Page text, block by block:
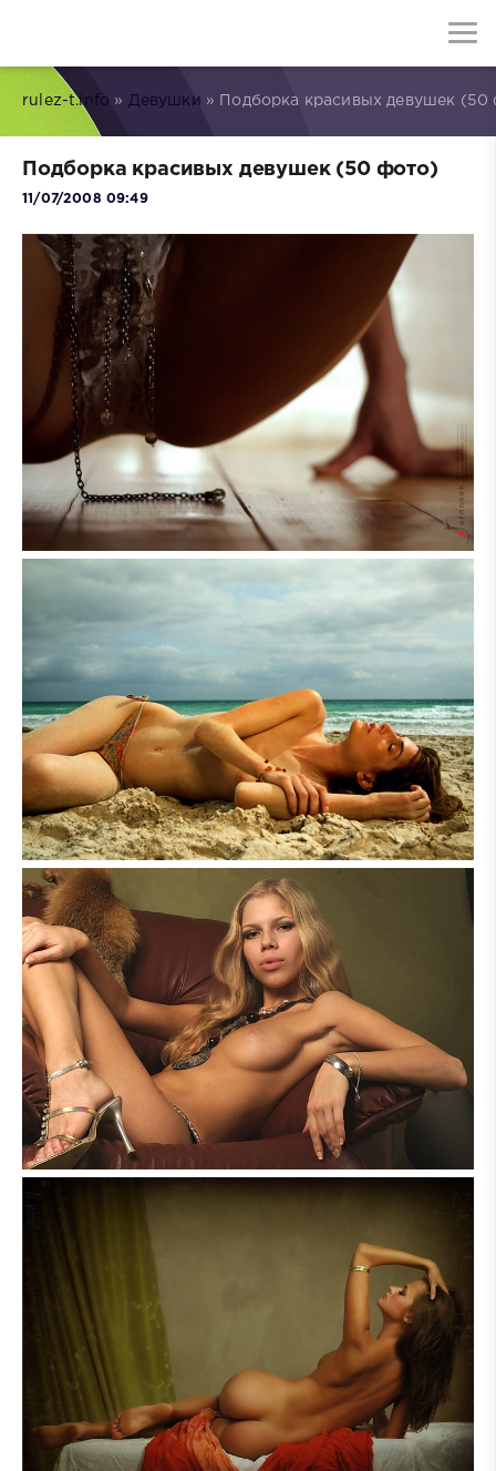
rulez-t.info » Девушки » Подборка красивых девушек (50
Подборка красивых девушек (50 фото)
11/07/2008 09:49